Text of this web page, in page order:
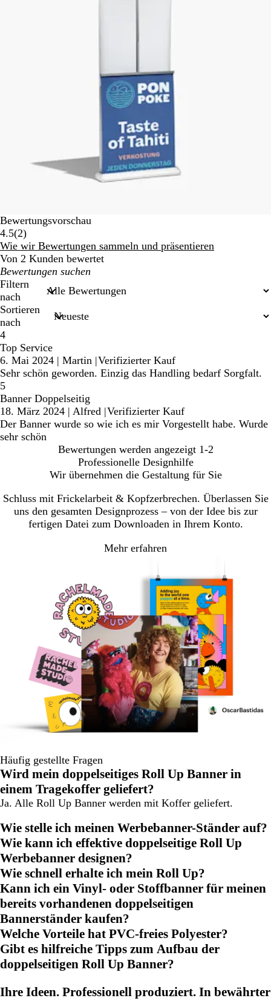
Bewertungsvorschau
4.5(22
Bewertungen
)
Wie wir Bewertungen sammeln und präsentieren
Von 2 Kunden bewertet
Meine
Sucheingaben
Filtern
nach
Sortieren
nach
4
Top Service
6. Mai 2024 | Martin |Verifizierter Kauf
Sehr schön geworden. Einzig das Handling bedarf Sorgfalt.
5
Banner Doppelseitig
18. März 2024 | Alfred |Verifizierter Kauf
Der Banner wurde so wie ich es mir Vorgestellt habe. Wurde
sehr schön
Bewertungen werden angezeigt 1-2
Professionelle Designhilfe
Wir übernehmen die Gestaltung für Sie
Schluss mit Frickelarbeit & Kopfzerbrechen. Überlassen Sie
uns den gesamten Designprozess – von der Idee bis zur
fertigen Datei zum Downloaden in Ihrem Konto.
Mehr erfahren
Häufig gestellte Fragen
Wird mein doppelseitiges Roll Up Banner in
einem Tragekoffer geliefert?
Ja. Alle Roll Up Banner werden mit Koffer geliefert.
Wie stelle ich meinen Werbebanner-Ständer auf?
Wie kann ich effektive doppelseitige Roll Up
Werbebanner designen?
Wie schnell erhalte ich mein Roll Up?
Kann ich ein Vinyl- oder Stoffbanner für meinen
bereits vorhandenen doppelseitigen
Bannerständer kaufen?
Welche Vorteile hat PVC-freies Polyester?
Gibt es hilfreiche Tipps zum Aufbau der
doppelseitigen Roll Up Banner?
Ihre Ideen. Professionell produziert. In bewährter